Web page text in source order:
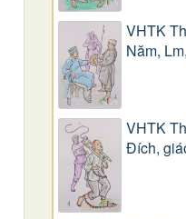
VHTK
Năm,
VHTK
Ðích,